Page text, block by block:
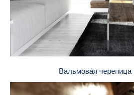
Вальмовая черепица